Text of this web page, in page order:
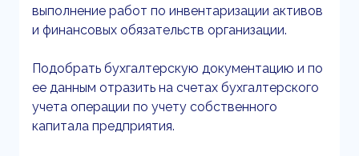
выполнение работ по инвентаризации активов
и финансовых обязательств организации.
Подобрать бухгалтерскую документацию и по
ее данным отразить на счетах бухгалтерского
учета операции по учету собственного
капитала предприятия.